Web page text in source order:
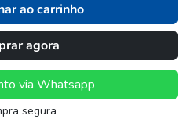
Adicionar ao carrinho
agora
via Whatsapp
segura